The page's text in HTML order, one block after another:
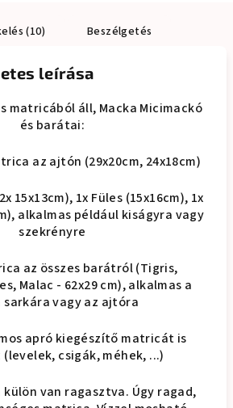
(10) Beszélgetés
leírása
matricából áll, Macka Micimackó
és barátai:
az ajtón (29x20cm, 24x18cm)
15x13cm), 1x Füles (15x16cm), 1x
alkalmas például kiságyra vagy
szekrényre
az összes barátról (Tigris,
Malac - 62x29 cm), alkalmas a
sarkára vagy az ajtóra
apró kiegészítő matricát is
csigák, méhek, ...)
van ragasztva. Úgy ragad,